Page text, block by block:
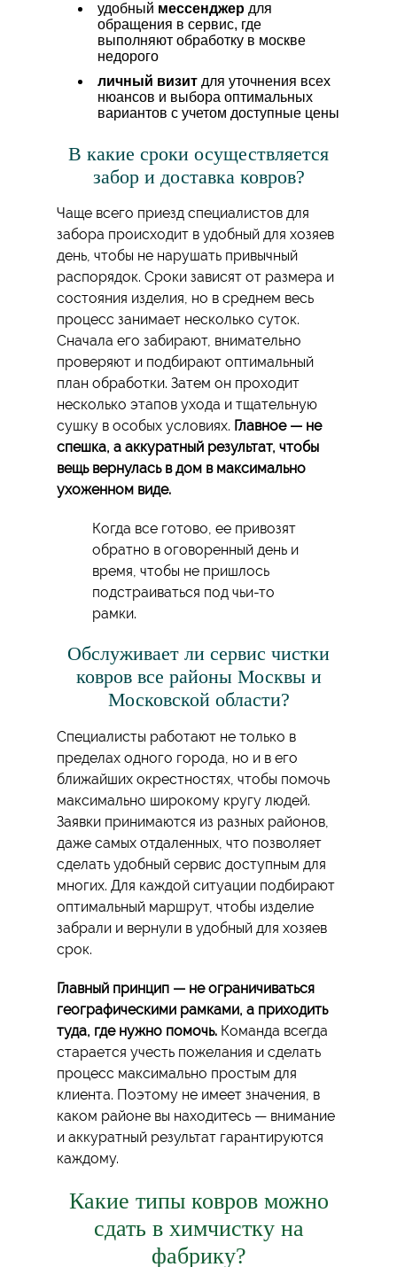
удобный мессенджер для
обращения в сервис, где
выполняют обработку в москве
недорого
личный визит для уточнения всех
нюансов и выбора оптимальных
вариантов с учетом доступные цены
В какие сроки осуществляется
забор и доставка ковров?
Чаще всего приезд специалистов для
забора происходит в удобный для хозяев
день, чтобы не нарушать привычный
распорядок. Сроки зависят от размера и
состояния изделия, но в среднем весь
процесс занимает несколько суток.
Сначала его забирают, внимательно
проверяют и подбирают оптимальный
план обработки. Затем он проходит
несколько этапов ухода и тщательную
сушку в особых условиях. Главное — не
спешка, а аккуратный результат, чтобы
вещь вернулась в дом в максимально
ухоженном виде.
Когда все готово, ее привозят
обратно в оговоренный день и
время, чтобы не пришлось
подстраиваться под чьи-то
рамки.
Обслуживает ли сервис чистки
ковров все районы Москвы и
Московской области?
Специалисты работают не только в
пределах одного города, но и в его
ближайших окрестностях, чтобы помочь
максимально широкому кругу людей.
Заявки принимаются из разных районов,
даже самых отдаленных, что позволяет
сделать удобный сервис доступным для
многих. Для каждой ситуации подбирают
оптимальный маршрут, чтобы изделие
забрали и вернули в удобный для хозяев
срок.
Главный принцип — не ограничиваться
географическими рамками, а приходить
туда, где нужно помочь. Команда всегда
старается учесть пожелания и сделать
процесс максимально простым для
клиента. Поэтому не имеет значения, в
каком районе вы находитесь — внимание
и аккуратный результат гарантируются
каждому.
Какие типы ковров можно
сдать в химчистку на
фабрику?